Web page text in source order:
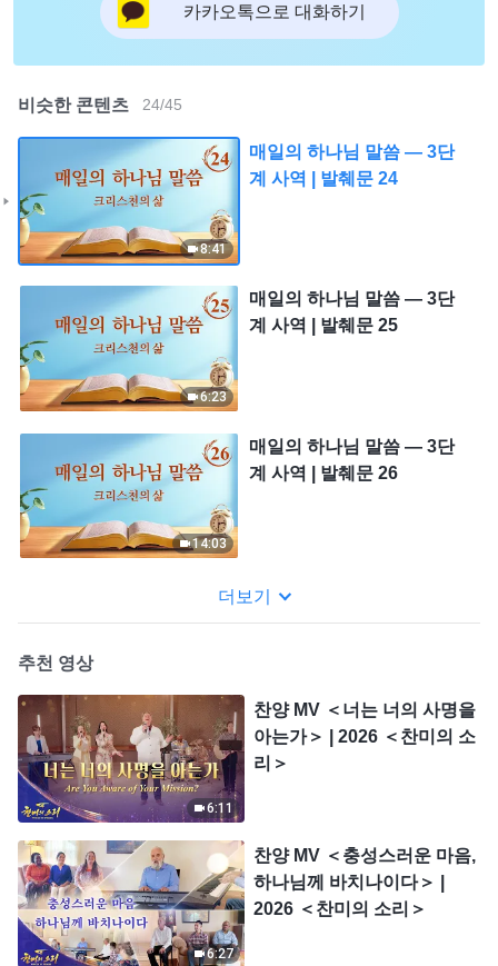
카카오톡으로 대화하기
비슷한 콘텐츠 24/45
8:41
매일의 하나님 말씀 ― 3단
계 사역 | 발췌문 24
6:23
매일의 하나님 말씀 ― 3단
계 사역 | 발췌문 25
14:03
매일의 하나님 말씀 ― 3단
계 사역 | 발췌문 26
더보기
추천 영상
6:11
찬양 MV ＜너는 너의 사명을
아는가＞ | 2026 ＜찬미의 소
리＞
6:27
찬양 MV ＜충성스러운 마음,
하나님께 바치나이다＞ |
2026 ＜찬미의 소리＞